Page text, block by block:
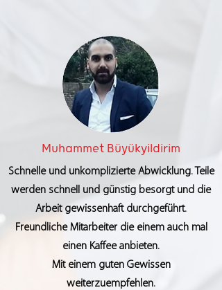
Muhammet Büyükyildirim
Schnelle und unkomplizierte Abwicklung. Teile
werden schnell und günstig besorgt und die
Arbeit gewissenhaft durchgeführt.
Freundliche Mitarbeiter die einem auch mal
einen Kaffee anbieten.
Mit einem guten Gewissen
weiterzuempfehlen.